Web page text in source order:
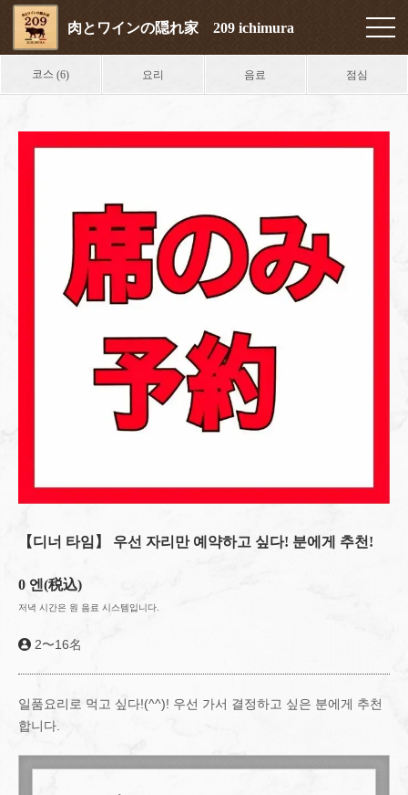
肉とワインの隠れ家 209 ichimura
코스(6) 요리 음료 점심
【디너 타임】 우선 자리만 예약하고 싶다! 분에게 추천!
0 엔 (税込)
저녁 시간은 원 음료 시스템입니다.
2〜16名
일품요리로 먹고 싶다!(^^)! 우선 가서 결정하고 싶은 분에게 추천
합니다.